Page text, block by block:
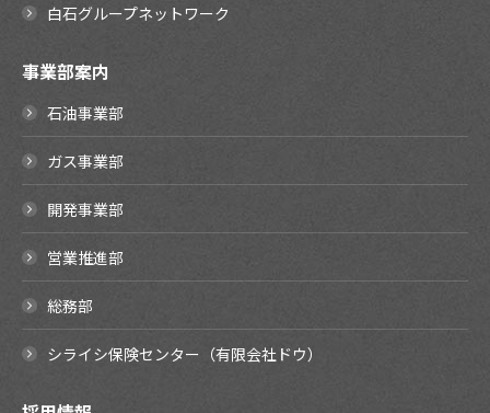
白石グループネットワーク
事業部案内
石油事業部
ガス事業部
開発事業部
営業推進部
総務部
シライシ保険センター（有限会社ドウ）